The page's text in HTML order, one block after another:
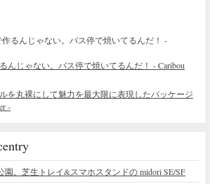
んじゃない。バス停で焼いてるんだ！ - Caribou
を丸裸にして魅力を最大限に表現したパッケージ
-
園。芝生トレイ&スマホスタンドの midori SE/SF